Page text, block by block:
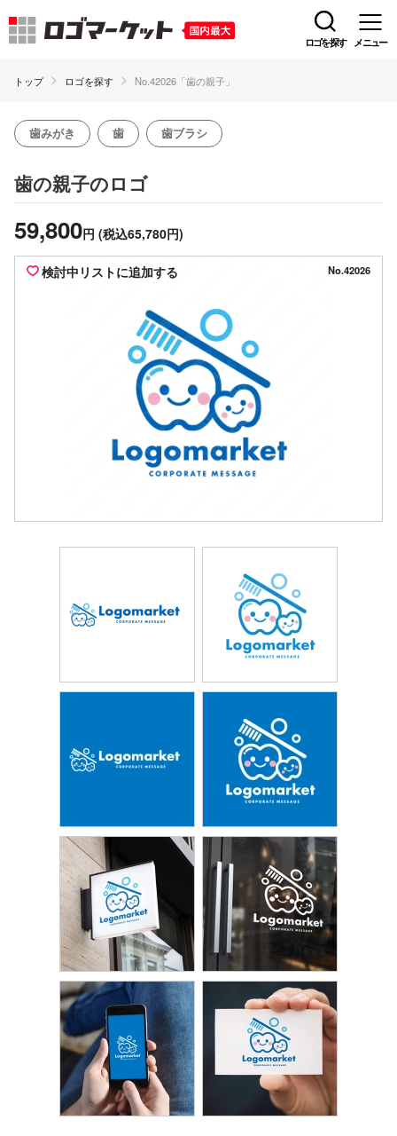
ロゴを探す メニュー
トップ ロゴを探す No.42026「歯の親子」
歯みがき 歯 歯ブラシ
歯の親子のロゴ
59,800円 (税込65,780円)
検討中リストに追加する No.42026